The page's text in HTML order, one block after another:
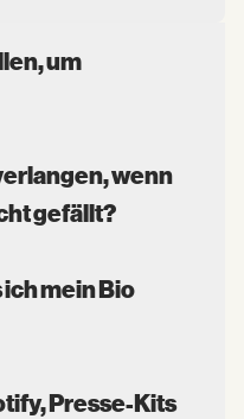
um
wenn
gefällt?
ich mein Bio
Presse-Kits